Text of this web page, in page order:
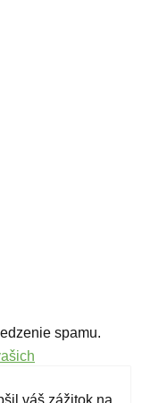
spamu.
váš zážitok na